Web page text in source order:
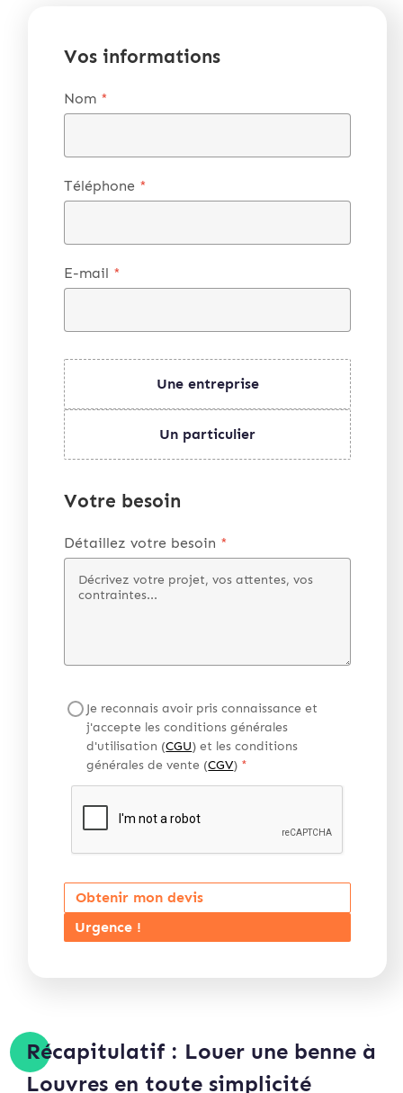
Vos informations
Nom *
Téléphone *
E-mail *
Une entreprise
Un particulier
Votre besoin
Détaillez votre besoin *
Je reconnais avoir pris connaissance et
j'accepte les conditions générales
d'utilisation (CGU) et les conditions
générales de vente (CGV) *
Obtenir mon devis
Urgence !
Récapitulatif : Louer une benne à
Louvres en toute simplicité